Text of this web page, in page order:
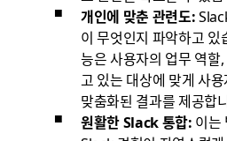
개인에 맞춘 관련도:
이 무엇인지 파악하고
능은 사용자의 업무 역할
고 있는 대상에 맞게 사
맞춤화된 결과를 제공합
원활한 Slack 통합: 이는